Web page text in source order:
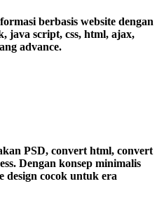
berbasis website dengan
java script, css, html, ajax,
advance.
PSD, convert html, convert
Dengan konsep minimalis
design cocok untuk era